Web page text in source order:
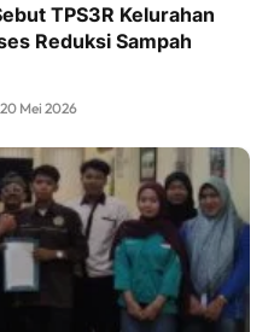
TPS3R Kelurahan
Reduksi Sampah
20 Mei 2026